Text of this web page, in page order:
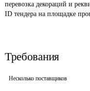
перевозка декораций и
ID тендера на площадке
Требования
Несколько поставщиков